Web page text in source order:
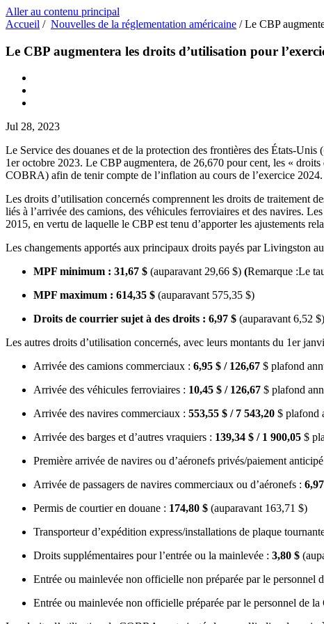
Aller au contenu principal
Accueil / Nouvelles de la réglementation américaine /Le CBP
Le CBP augmentera les droits d’utilisation pour
Jul 28, 2023
Le Service des douanes et de la protection des frontières des États-Unis (
1er octobre 2023. Le CBP augmentera, de 26,670 pour cent, les «
COBRA) afin de tenir compte de l’inflation au cours de l’exercice 2024.
Les droits d’utilisation concernés comprennent les droits de traitement
liés à l’arrivée des camions, des véhicules ferroviaires et des navires.
2015, en vertu de laquelle le CBP est tenu d’apporter les ajustements
Les changements apportés aux principaux droits payés par Livingston
MPF minimum : 31,67 $ (auparavant 29,66 $) (Remarque :Le
MPF maximum : 614,35 $ (auparavant 575,35 $)
Droits de courrier sujet à des droits : 6,97 $ (auparavant 6,52 $)
Les autres droits d’utilisation concernés, avec leurs montants du 1er
Arrivée des camions commerciaux : 6,95 $ / 126,67 $ plafond
Arrivée des véhicules ferroviaires : 10,45 $ / 126,67 $ plafond
Arrivée des navires commerciaux : 553,55 $ / 7 543,20 $ plafond
Arrivée des barges et d’autres vraquiers : 139,34 $ / 1 900,05 $
Première arrivée de navires ou d’aéronefs privés/paiement
Arrivée de passagers de navires commerciaux ou d’aéronefs :
Permis de courtier en douane : 174,80 $ (auparavant 163,71 $)
Transporteur d’expédition express/installations de plaque
Droits supplémentaires pour l’entrée ou la mainlevée : 3,80 $
Entrée ou mainlevée non officielle non préparée par le personnel
Entrée ou mainlevée non officielle préparée par le personnel de la